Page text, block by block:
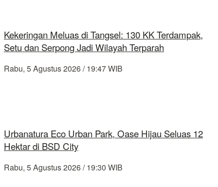
Kekeringan Meluas di Tangsel: 130 KK Terdampak,
Setu dan Serpong Jadi Wilayah Terparah
Rabu, 5 Agustus 2026 / 19:47 WIB
Urbanatura Eco Urban Park, Oase Hijau Seluas 12
Hektar di BSD City
Rabu, 5 Agustus 2026 / 19:30 WIB